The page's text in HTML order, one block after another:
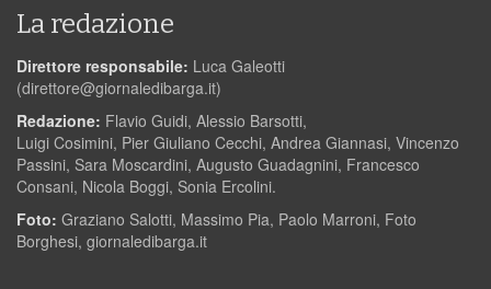
La redazione
Direttore responsabile: Luca Galeotti
(direttore@giornaledibarga.it)
Redazione: Flavio Guidi, Alessio Barsotti,
Luigi Cosimini, Pier Giuliano Cecchi, Andrea Giannasi, Vincenzo
Passini, Sara Moscardini, Augusto Guadagnini, Francesco
Consani, Nicola Boggi, Sonia Ercolini.
Foto: Graziano Salotti, Massimo Pia, Paolo Marroni, Foto
Borghesi, giornaledibarga.it